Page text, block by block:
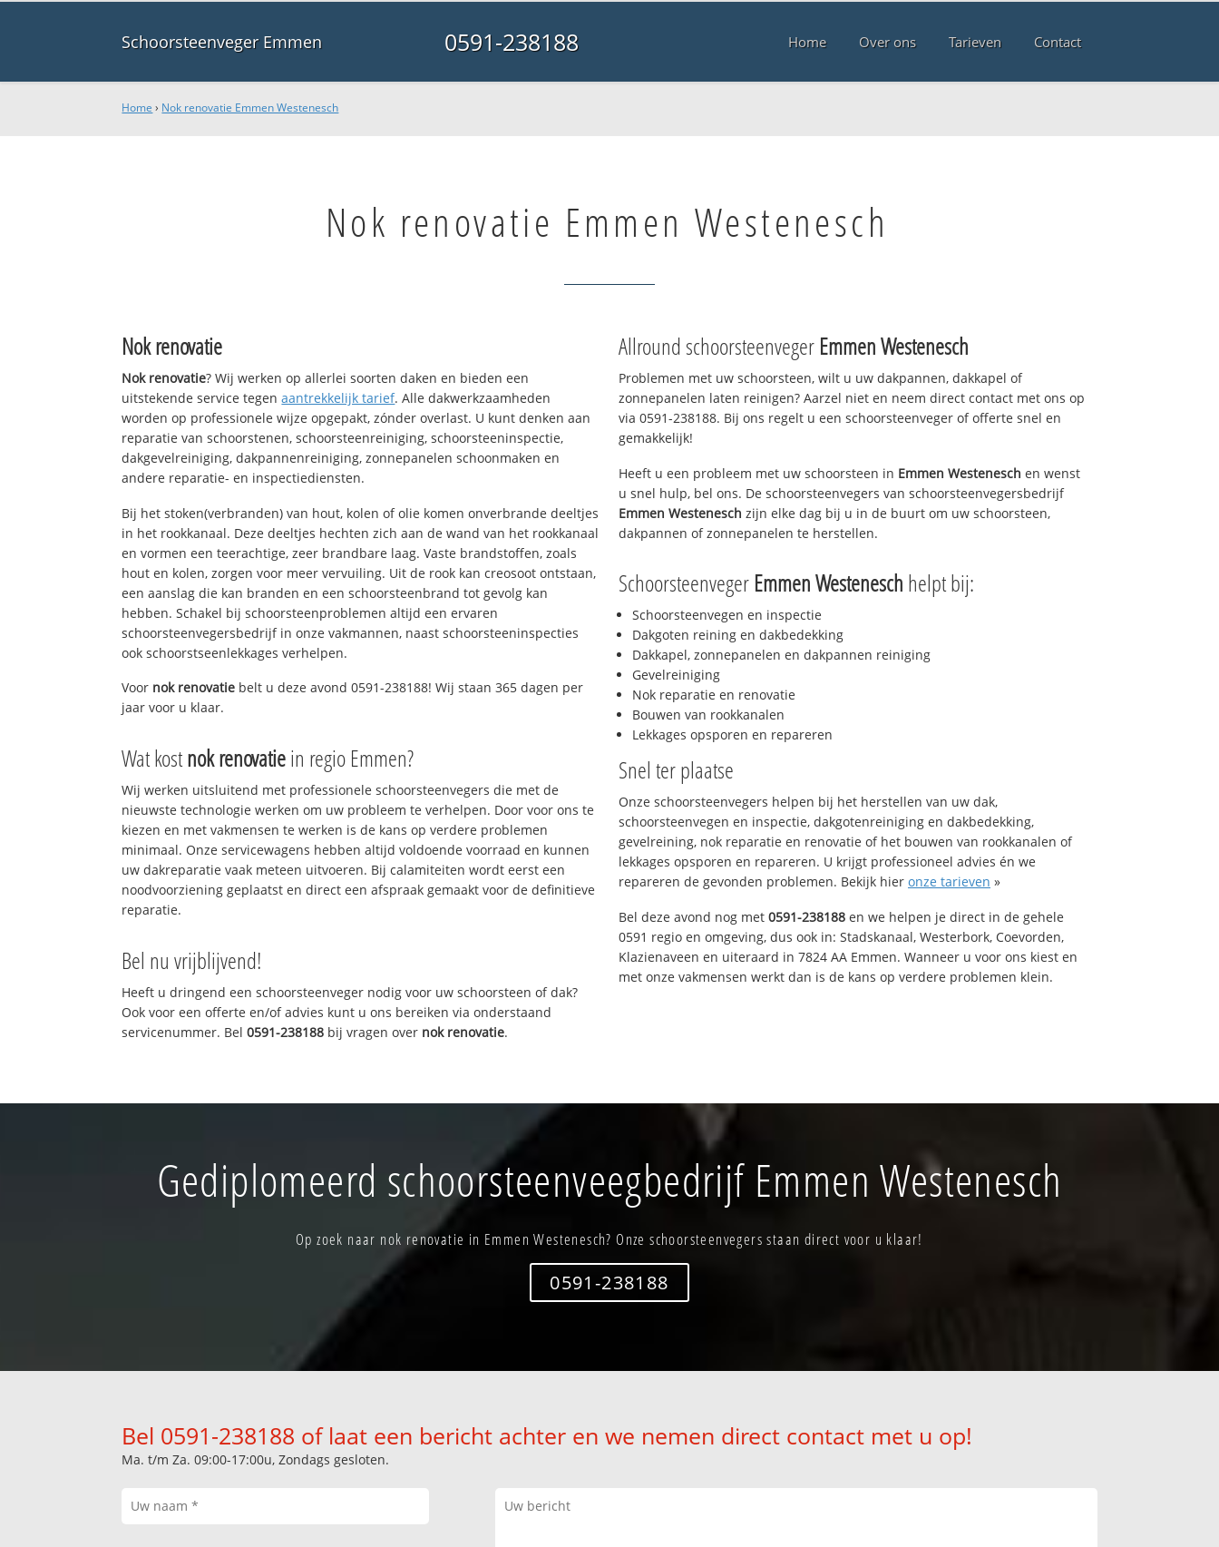
Schoorsteenveger Emmen 0591-238188 Home Over ons Tarieven Contact
Home › Nok renovatie Emmen Westenesch
Nok renovatie Emmen Westenesch
Nok renovatie
Nok renovatie? Wij werken op allerlei soorten daken en bieden een
uitstekende service tegenaantrekkelijk tarief. Alle dakwerkzaamheden
worden op professionele wijze opgepakt, zónder overlast. U kunt denken aan
reparatie van schoorstenen, schoorsteenreiniging, schoorsteeninspectie,
dakgevelreiniging, dakpannenreiniging, zonnepanelen schoonmaken en
andere reparatie- en inspectiediensten.
Bij het stoken(verbranden) van hout, kolen of olie komen onverbrande deeltjes
in het rookkanaal. Deze deeltjes hechten zich aan de wand van het rookkanaal
en vormen een teerachtige, zeer brandbare laag. Vaste brandstoffen, zoals
hout en kolen, zorgen voor meer vervuiling. Uit de rook kan creosoot ontstaan,
een aanslag die kan branden en een schoorsteenbrand tot gevolg kan
hebben. Schakel bij schoorsteenproblemen altijd een ervaren
schoorsteenvegersbedrijf in onze vakmannen, naast schoorsteeninspecties
ook schoorstseenlekkages verhelpen.
Voor nok renovatie belt u deze avond 0591-238188! Wij staan 365 dagen per
jaar voor u klaar.
Wat kostnok renovatiein regio Emmen?
Wij werken uitsluitend met professionele schoorsteenvegers die met de
nieuwste technologie werken om uw probleem te verhelpen. Door voor ons te
kiezen en met vakmensen te werken is de kans op verdere problemen
minimaal. Onze servicewagens hebben altijd voldoende voorraad en kunnen
uw dakreparatie vaak meteen uitvoeren. Bij calamiteiten wordt eerst een
noodvoorziening geplaatst en direct een afspraak gemaakt voor de definitieve
reparatie.
Bel nu vrijblijvend!
Heeft u dringend een schoorsteenveger nodig voor uw schoorsteen of dak?
Ook voor een offerte en/of advies kunt u ons bereiken via onderstaand
servicenummer. Bel0591-238188 bij vragen over nok renovatie.
Allround schoorsteenveger Emmen Westenesch
Problemen met uw schoorsteen, wilt u uw dakpannen, dakkapel of
zonnepanelen laten reinigen? Aarzel niet en neem direct contact met ons op
via 0591-238188. Bij ons regelt u een schoorsteenveger of offerte snel en
gemakkelijk!
Heeft u een probleem met uw schoorsteen in Emmen Westenesch en wenst
u snel hulp, bel ons. De schoorsteenvegers van schoorsteenvegersbedrijf
Emmen Westenesch zijn elke dag bij u in de buurt om uw schoorsteen,
dakpannen of zonnepanelen te herstellen.
Schoorsteenveger Emmen Westenesch helpt bij:
Schoorsteenvegen en inspectie
Dakgoten reining en dakbedekking
Dakkapel, zonnepanelen en dakpannen reiniging
Gevelreiniging
Nok reparatie en renovatie
Bouwen van rookkanalen
Lekkages opsporen en repareren
Snel ter plaatse
Onze schoorsteenvegers helpen bij het herstellen van uw dak,
schoorsteenvegen en inspectie, dakgotenreiniging en dakbedekking,
gevelreining, nok reparatie en renovatie of het bouwen van rookkanalen of
lekkages opsporen en repareren. U krijgt professioneel advies én we
repareren de gevonden problemen. Bekijk hier onze tarieven »
Bel deze avond nog met 0591-238188 en we helpen je direct in de gehele
0591 regio en omgeving, dus ook in: Stadskanaal, Westerbork, Coevorden,
Klazienaveen en uiteraard in 7824 AA Emmen. Wanneer u voor ons kiest en
met onze vakmensen werkt dan is de kans op verdere problemen klein.
Gediplomeerd schoorsteenveegbedrijf Emmen Westenesch
Op zoek naar nok renovatie in Emmen Westenesch? Onze schoorsteenvegers staan direct voor u klaar!
0591-238188
Bel 0591-238188 of laat een bericht achter en we nemen direct contact met u op!
Ma. t/m Za. 09:00-17:00u, Zondags gesloten.